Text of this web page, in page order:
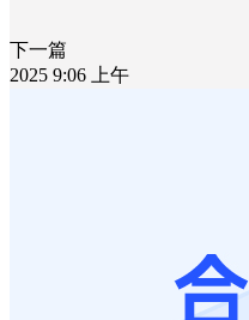
下一篇
2025 9:06 上午